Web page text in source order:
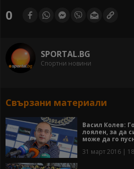
0
SPORTAL.BG
Спортни новини
Свързани материали
Васил Колев:
лоялен, за да
може да го
31 март 2016 |